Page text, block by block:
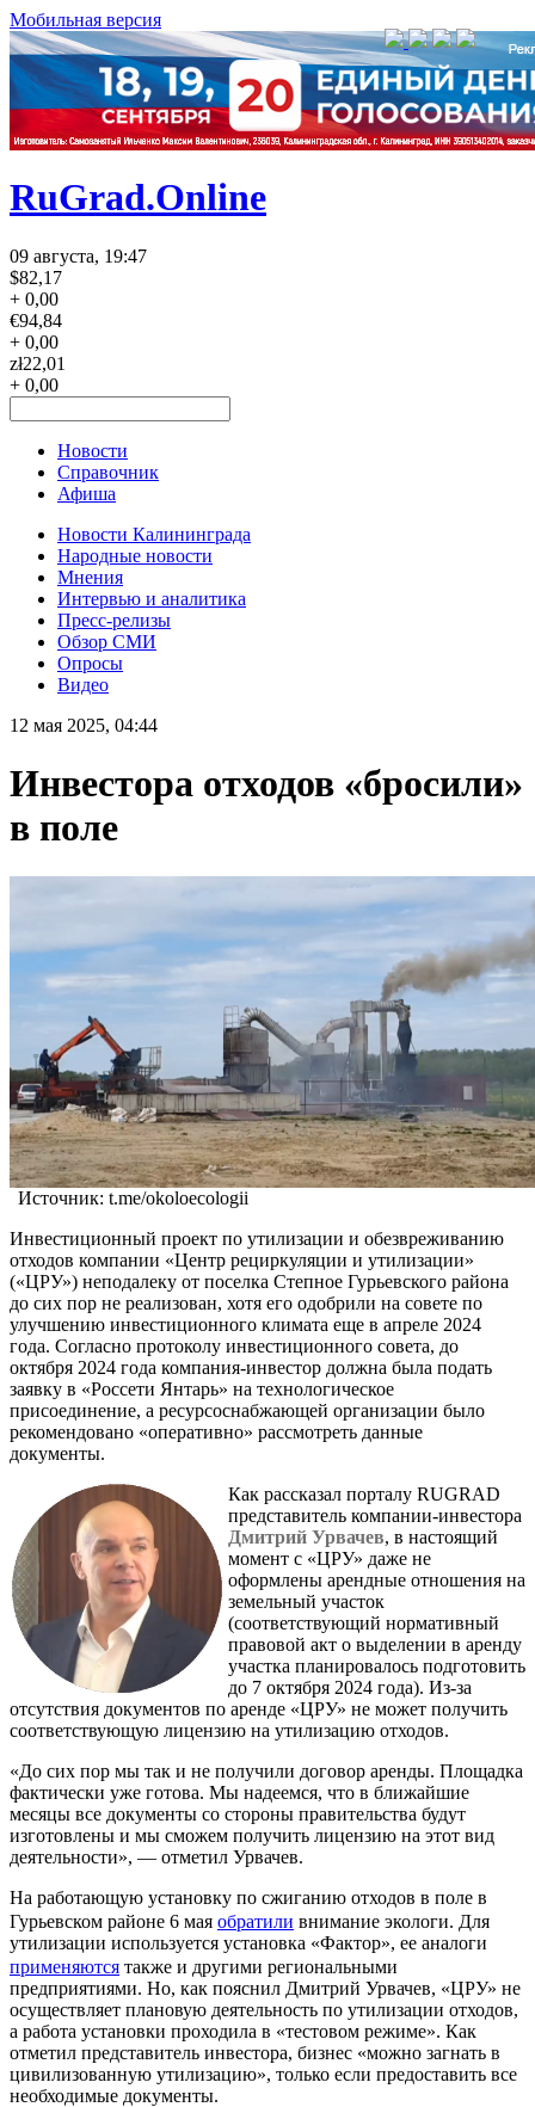
Мобильная версия
RuGrad.Online
09 августа, 19:47
$82,17
+ 0,00
€94,84
+ 0,00
zł22,01
+ 0,00
Новости
Справочник
Афиша
Новости Калининграда
Народные новости
Мнения
Интервью и аналитика
Пресс-релизы
Обзор СМИ
Опросы
Видео
12 мая 2025, 04:44
Инвестора отходов «бросили»
в поле
Источник: t.me/okoloecologii
Инвестиционный проект по утилизации и обезвреживанию
отходов компании «Центр рециркуляции и утилизации»
(«ЦРУ») неподалеку от поселка Степное Гурьевского района
до сих пор не реализован, хотя его одобрили на совете по
улучшению инвестиционного климата еще в апреле 2024
года. Согласно протоколу инвестиционного совета, до
октября 2024 года компания-инвестор должна была подать
заявку в «Россети Янтарь» на технологическое
присоединение, а ресурсоснабжающей организации было
рекомендовано «оперативно» рассмотреть данные
документы.
Как рассказал порталу RUGRAD
представитель компании-инвестора
Дмитрий Урвачев, в настоящий
момент с «ЦРУ» даже не
оформлены арендные отношения на
земельный участок
(соответствующий нормативный
правовой акт о выделении в аренду
участка планировалось подготовить
до 7 октября 2024 года). Из-за
отсутствия документов по аренде «ЦРУ» не может получить
соответствующую лицензию на утилизацию отходов.
«До сих пор мы так и не получили договор аренды. Площадка
фактически уже готова. Мы надеемся, что в ближайшие
месяцы все документы со стороны правительства будут
изготовлены и мы сможем получить лицензию на этот вид
деятельности», — отметил Урвачев.
На работающую установку по сжиганию отходов в поле в
Гурьевском районе 6 мая обратили внимание экологи. Для
утилизации используется установка «Фактор», ее аналоги
применяются также и другими региональными
предприятиями. Но, как пояснил Дмитрий Урвачев, «ЦРУ» не
осуществляет плановую деятельность по утилизации отходов,
а работа установки проходила в «тестовом режиме». Как
отметил представитель инвестора, бизнес «можно загнать в
цивилизованную утилизацию», только если предоставить все
необходимые документы.